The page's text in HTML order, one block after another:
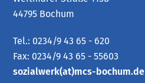
44795 Bochum
Tel.: 0234/9 43 65 - 620
Fax: 0234/9 43 65 - 55603
sozialwerk(at)mcs-bochum.de